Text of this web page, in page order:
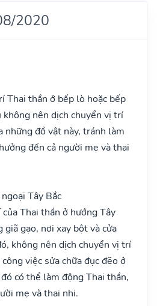
2020
Thai thần ở bếp lò hoặc bếp
nên dịch chuyển vị trí
những đồ vật này, tránh làm
đến cả người mẹ và thai
Tây Bắc
Thai thần ở hướng Tây
giã gạo, nơi xay bột và cửa
không nên dịch chuyển vị trí
việc sửa chữa đục đẽo ở
có thể làm động Thai thần,
mẹ và thai nhi.